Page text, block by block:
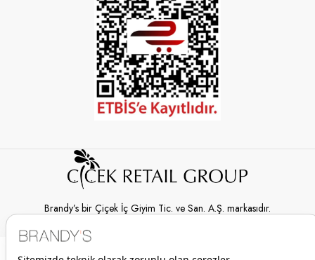
Brandy’s bir Çiçek İç Giyim Tic. ve San. A.Ş. markasıdır.
© 2026 Brandy’s | Her hakkı saklıdır.